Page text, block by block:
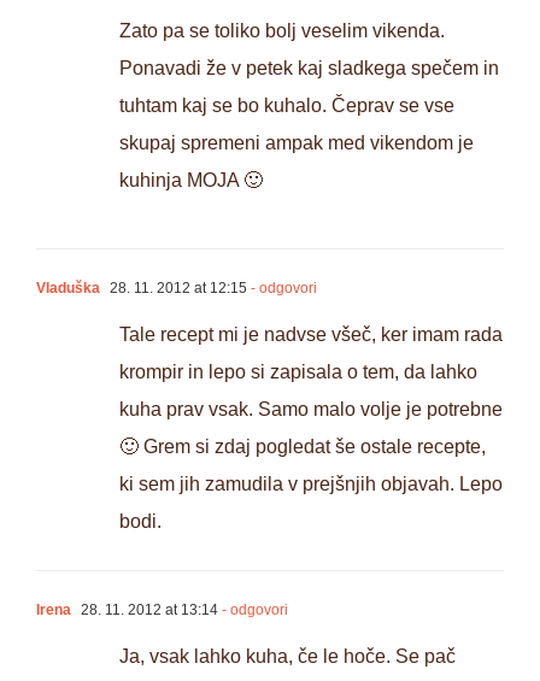
Zato pa se toliko bolj veselim vikenda.
Ponavadi že v petek kaj sladkega spečem in
tuhtam kaj se bo kuhalo. Čeprav se vse
skupaj spremeni ampak med vikendom je
kuhinja MOJA 🙂
Vladuška 28. 11. 2012 at 12:15 - odgovori
Tale recept mi je nadvse všeč, ker imam rada
krompir in lepo si zapisala o tem, da lahko
kuha prav vsak. Samo malo volje je potrebne
🙂 Grem si zdaj pogledat še ostale recepte,
ki sem jih zamudila v prejšnjih objavah. Lepo
bodi.
Irena 28. 11. 2012 at 13:14 - odgovori
Ja, vsak lahko kuha, če le hoče. Se pač